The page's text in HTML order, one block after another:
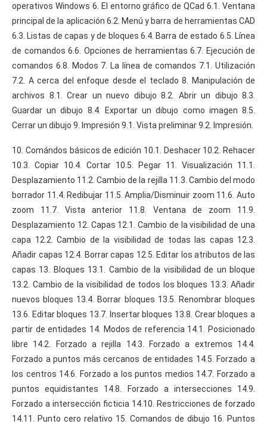
operativos Windows 6. El entorno gráfico de QCad 6.1. Ventana
principal de la aplicación 6.2. Menú y barra de herramientas CAD
6.3. Listas de capas y de bloques 6.4. Barra de estado 6.5. Línea
de comandos 6.6. Opciones de herramientas 6.7. Ejecución de
comandos 6.8. Modos 7. La línea de comandos 7.1. Utilización
7.2. A cerca del enfoque desde el teclado 8. Manipulación de
archivos 8.1. Crear un nuevo dibujo 8.2. Abrir un dibujo 8.3.
Guardar un dibujo 8.4. Exportar un dibujo como imagen 8.5.
Cerrar un dibujo 9. Impresión 9.1. Vista preliminar 9.2. Impresión.
10. Comándos básicos de edición 10.1. Deshacer 10.2. Rehacer
10.3. Copiar 10.4. Cortar 10.5. Pegar 11. Visualización 11.1.
Desplazamiento 11.2. Cambio de la rejilla 11.3. Cambio del modo
borrador 11.4. Redibujar 11.5. Amplia/Disminuir zoom 11.6. Auto
zoom 11.7. Vista anterior 11.8. Ventana de zoom 11.9.
Desplazamiento 12. Capas 12.1. Cambio de la visibilidad de una
capa 12.2. Cambio de la visibilidad de todas las capas 12.3.
Añadir capas 12.4. Borrar capas 12.5. Editar los atributos de las
capas 13. Bloques 13.1. Cambio de la visibilidad de un bloque
13.2. Cambio de la visibilidad de todos los bloques 13.3. Añadir
nuevos bloques 13.4. Borrar bloques 13.5. Renombrar bloques
13.6. Editar bloques 13.7. Insertar bloques 13.8. Crear bloques a
partir de entidades 14. Modos de referencia 14.1. Posicionado
libre 14.2. Forzado a rejilla 14.3. Forzado a extremos 14.4.
Forzado a puntos más cercanos de entidades 14.5. Forzado a
los centros 14.6. Forzado a los puntos medios 14.7. Forzado a
puntos equidistantes 14.8. Forzado a intersecciones 14.9.
Forzado a intersección ficticia 14.10. Restricciones de forzado
14.11. Punto cero relativo 15. Comandos de dibujo 16. Puntos